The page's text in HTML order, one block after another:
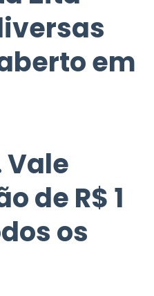
em
de R$ 1
os